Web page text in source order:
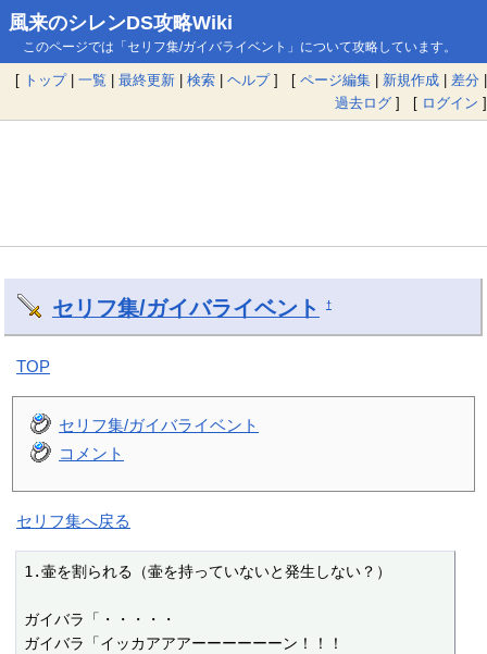
風来のシレンDS攻略Wiki
このページでは「セリフ集/ガイバライベント」について攻略しています。
[ トップ| 一覧 | 最終更新 | 検索 | ヘルプ] [ ページ編集 | 新規作成 | 差分 |
過去ログ ] [ ログイン ]
セリフ集/ガイバライベント †
TOP
セリフ集/ガイバライベント
コメント
セリフ集へ戻る
1.壷を割られる（壷を持っていないと発生しない？）
ガイバラ「・・・・・
ガイバラ「イッカアアアーーーーーーン！！！